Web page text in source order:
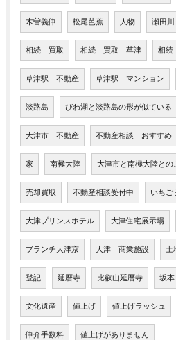
木曽義仲 松尾芭蕉 人物 瀬田川
相続 買取 相続 買取 草津 相
草津駅 不動産 草津駅 マンション
淡路島 びわ湖と淡路島の形が似ている
大津市 不動産 不動産相談 おすすめ
家 南極大陸 大津市と南極大陸との
売却買取 不動産相談受付中 いちご
大津プリンスホテル 大津住宅展示場
ブランチ大津京 大津 商業施設 土
登記 延暦寺 比叡山延暦寺 坂
文化遺産 値上げ 値上げラッシュ
仲介手数料 値上げがありません